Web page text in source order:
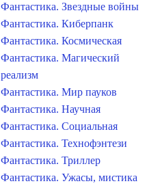
Фантастика. Звездные войны
Фантастика. Киберпанк
Фантастика. Космическая
Фантастика. Магический
реализм
Фантастика. Мир пауков
Фантастика. Научная
Фантастика. Социальная
Фантастика. Технофэнтези
Фантастика. Триллер
Фантастика. Ужасы, мистика